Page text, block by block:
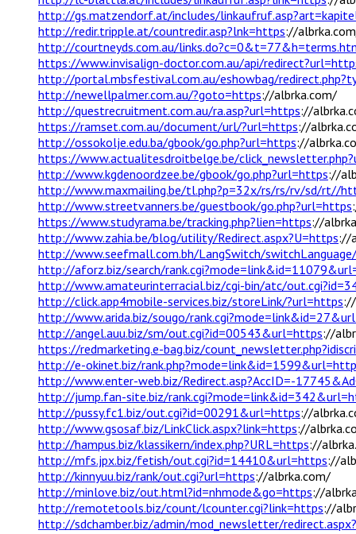
http://gs.matzendorf.at/includes/
http://redir.tripple.at/countredir.asp?lnk=https://
http://courtneyds.com.au/
https://www.invisalign-doctor.com.au/api/
http://portal.mbsfestival.com.au/eshowbag/
http://newellpalmer.com.au/?goto=https://albrka.com/
http://questrecruitment.com.au/ra.asp?url=https://
https://ramset.com.au/document/url/?url=https://
http://ossokolje.edu.ba/gbook/go.php?url=https://
https://www.actualitesdroitbelge.be/
http://www.kgdenoordzee.be/gbook/go.php?url=https://
http://www.maxmailing.be/tl.php?p=32x/rs/rs/rv/sd/rt//
http://www.streetvanners.be/guestbook/go.php?url=https
https://www.studyrama.be/tracking.php?lien=https://
http://www.zahia.be/blog/utility/Redirect.aspx?U=https://
http://www.seefmall.com.bh/LangSwitch/
http://aforz.biz/search/
http://www.amateurinterracial.biz/cgi-bin/atc/
http://click.app4mobile-services.biz/storeLink/?url=https
http://www.arida.biz/sougo/
http://angel.auu.biz/sm/out.cgi?id=00543&url=https://
https://redmarketing.e-bag.biz/
http://e-okinet.biz/
http://www.enter-web.biz/Redirect.asp?AccID=-
http://jump.fan-site.biz/
http://pussy.fc1.biz/out.cgi?id=00291&url=https://
http://www.gsosaf.biz/LinkClick.aspx?link=https://
http://hampus.biz/klassikern/index.php?URL=https://
http://mfs.jpx.biz/fetish/out.cgi?id=14410&url=https://
http://kinnyuu.biz/rank/out.cgi?url=https://albrka.com/
http://minlove.biz/out.html?id=nhmode&go=https://
http://remotetools.biz/count/lcounter.cgi?link=https://
http://sdchamber.biz/admin/mod_newsletter/